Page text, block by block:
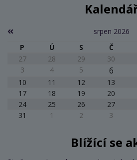
srpen 2026
P
Ú S Č
27
28 29 30
3
4 5 6
10
11 12 13
17
18 19 20
24
25 26 27
31
1 2 3
Blížící se